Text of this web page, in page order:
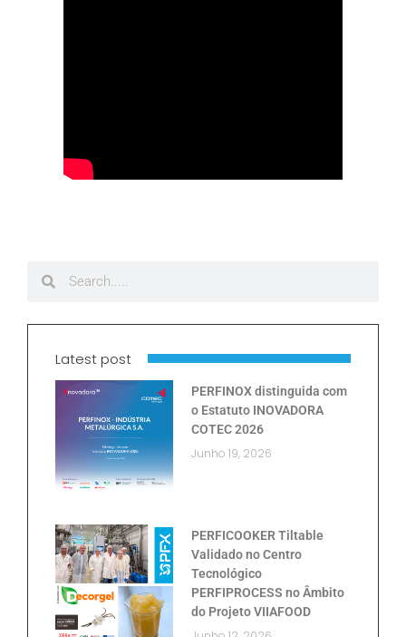
Latest post
PERFINOX distinguida com
o Estatuto INOVADORA
COTEC 2026
Junho 19, 2026
PERFICOOKER Tiltable
Validado no Centro
Tecnológico
PERFIPROCESS no Âmbito
do Projeto VIIAFOOD